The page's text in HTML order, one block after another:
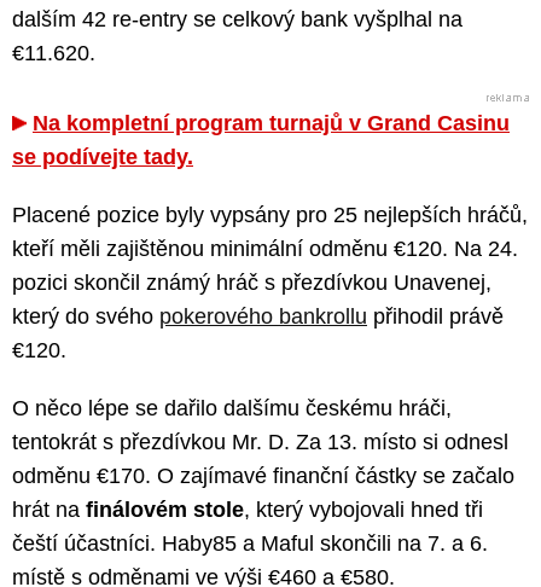
dalším 42 re-entry se celkový bank vyšplhal na
€11.620.
Na kompletní program turnajů v Grand Casinu
se podívejte tady.
Placené pozice byly vypsány pro 25 nejlepších hráčů,
kteří měli zajištěnou minimální odměnu €120. Na 24.
pozici skončil známý hráč s přezdívkou Unavenej,
který do svého pokerového bankrollu přihodil právě
€120.
O něco lépe se dařilo dalšímu českému hráči,
tentokrát s přezdívkou Mr. D. Za 13. místo si odnesl
odměnu €170. O zajímavé finanční částky se začalo
hrát na finálovém stole, který vybojovali hned tři
čeští účastníci. Haby85 a Maful skončili na 7. a 6.
místě s odměnami ve výši €460 a €580.